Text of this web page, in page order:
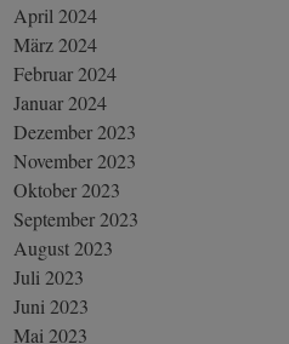
April 2024
März 2024
Februar 2024
Januar 2024
Dezember 2023
November 2023
Oktober 2023
September 2023
August 2023
Juli 2023
Juni 2023
Mai 2023